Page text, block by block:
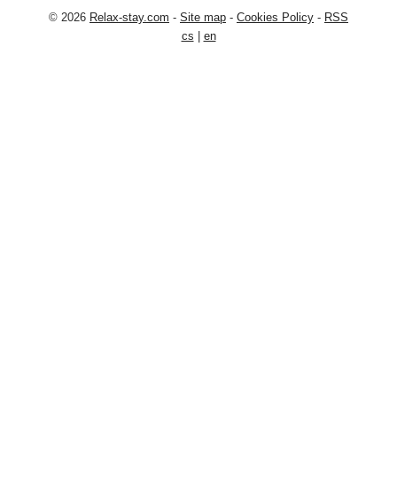
© 2026 Relax-stay.com - Site map - Cookies Policy - RSS
cs
en